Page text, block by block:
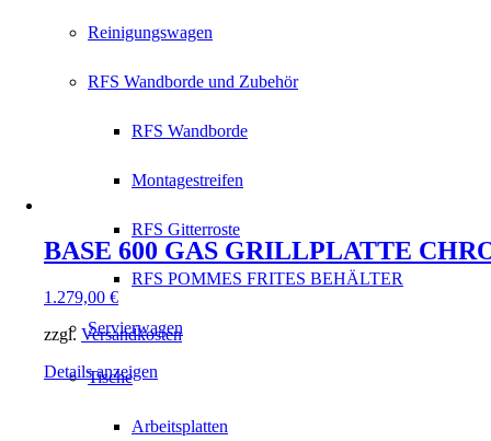
Reinigungswagen
RFS Wandborde und Zubehör
RFS Wandborde
Montagestreifen
RFS Gitterroste
RFS POMMES FRITES BEHÄLTER
Servierwagen
Tische
Arbeitsplatten
BASE 600 GAS GRILLPLATTE
1.279,00 €
zzgl. Versandkosten
Details anzeigen